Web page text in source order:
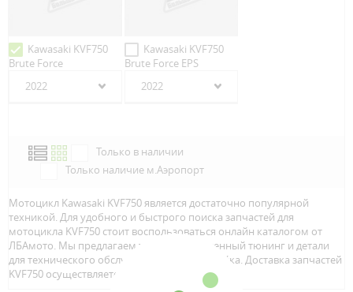
Kawasaki KVF750
Brute Force
2022
Kawasaki KVF750
Brute Force EPS
2022
Только в наличии
Только наличие м.Аэропорт
Мотоцикл Kawasaki KVF750 является достаточно популярной
техникой. Для удобного и быстрого поиска запчастей для
мотоцикла KVF750 стоит воспользоваться онлайн каталогом от
ЛБАмото. Мы предлагаем только качественный тюнинг и детали
для технического обслуживание вашего байка. Доставка запчастей
KVF750 осуществляется по всей Росcии.